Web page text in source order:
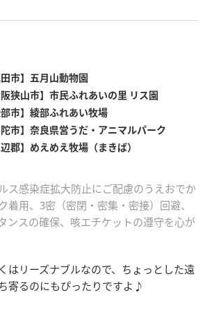
市】五月山動物園
狭山市】市民ふれあいの里 リス園
市】綾部ふれあい牧場
市】奈良県営うだ・アニマルパーク
郡】めえめえ牧場（まきば）
ス感染症拡大防止にご配慮のうえおでか
着用、3密（密閉・密集・密接）回避、
ンスの確保、咳エチケットの遵守を心が
はリーズナブルなので、ちょっとした遠
寄るのにもぴったりですよ♪